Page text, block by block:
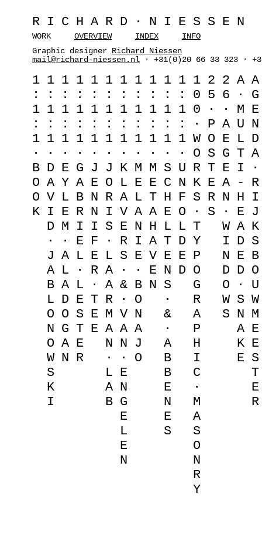
RICHARD·NIESSEN
WORK OVERVIEW INDEX
INFO
Graphic designer Richard Niessen
mail@richard-niessen.nl · +31(0)20 66 33 323 ·
1
:
1
:
1
·
B
O
O
K
1
:
1
:
1
·
D
A
V
I
D
·
J
A
B
L
O
N
O
W
S
K
I
1
:
1
:
1
·
E
Y
L
E
M
·
A
L
A
D
O
G
A
N
1
:
1
:
1
·
G
A
B
R
I
E
L
·
L
E
S
T
E
R
1
:
1
:
1
·
J
E
N
N
I
F
E
R
·
T
E
E
1
:
1
:
1
·
J
O
R
I
S
·
L
A
A
R
M
A
N
·
L
A
B
1
:
1
:
1
·
K
L
A
V
E
R
S
·
&
·
V
A
N
·
E
N
G
E
L
E
N
1
:
1
:
1
·
M
E
L
A
N
I
E
·
B
O
N
A
J
O
1
:
1
:
1
·
M
E
T
A
H
A
V
E
N
1
:
1
:
1
·
S
C
H
E
L
T
E
N
S
·
&
·
A
B
B
E
N
E
S
1
:
1
:
1
·
U
N
F
O
L
D
E
D
1
0
0
·
W
O
R
K
S
·
T
Y
P
O
G
R
A
P
H
I
C
·
M
A
S
O
N
R
Y
2
5
·
P
O
S
T
E
R
S
2
6
·
A
E
G
E
A
N
·
W
I
N
D
O
W
S
A
·
M
U
L
T
I
-
H
E
A
D
E
D
·
S
N
A
K
E
A
G
E
N
D
A
·
R
I
J
K
S
B
O
U
W
M
E
E
S
T
E
R